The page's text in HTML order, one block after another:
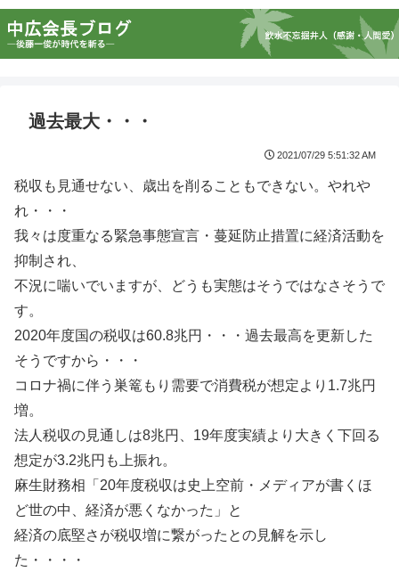
過去最大・・・
2021/07/29 5:51:32 AM
税収も見通せない、歳出を削ることもできない。やれや
れ・・・
我々は度重なる緊急事態宣言・蔓延防止措置に経済活動を
抑制され、
不況に喘いでいますが、どうも実態はそうではなさそうで
す。
2020年度国の税収は60.8兆円・・・過去最高を更新した
そうですから・・・
コロナ禍に伴う巣篭もり需要で消費税が想定より1.7兆円
増。
法人税収の見通しは8兆円、19年度実績より大きく下回る
想定が3.2兆円も上振れ。
麻生財務相「20年度税収は史上空前・メディアが書くほ
ど世の中、経済が悪くなかった」と
経済の底堅さが税収増に繋がったとの見解を示し
た・・・・